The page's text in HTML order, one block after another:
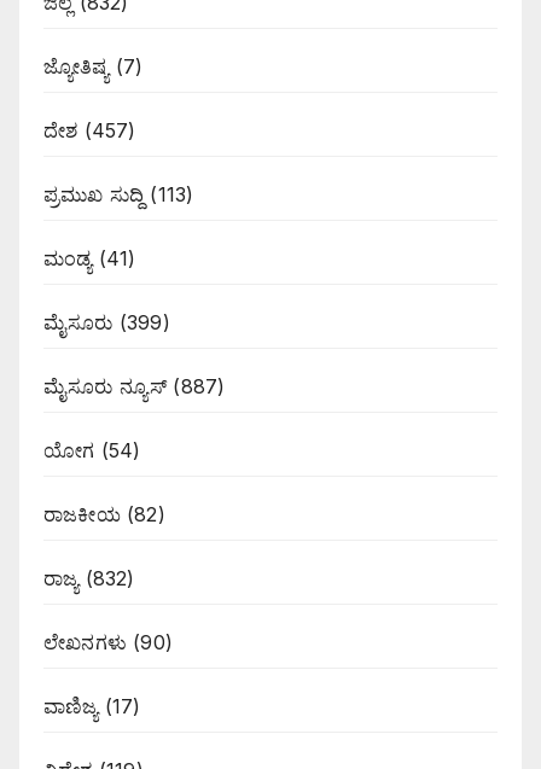
ಜ್ಯೋತಿಷ್ಯ(7)
ದೇಶ (457)
ಪ್ರಮುಖ ಸುದ್ದಿ (113)
ಮಂಡ್ಯ(41)
ಮೈಸೂರು (399)
ಮೈಸೂರು ನ್ಯೂಸ್(887)
ಯೋಗ (54)
ರಾಜಕೀಯ(82)
ರಾಜ್ಯ(832)
ಲೇಖನಗಳು (90)
ವಾಣಿಜ್ಯ(17)